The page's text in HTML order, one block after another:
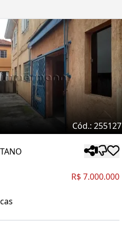
Cód.: 255127
R$ 7.000.000